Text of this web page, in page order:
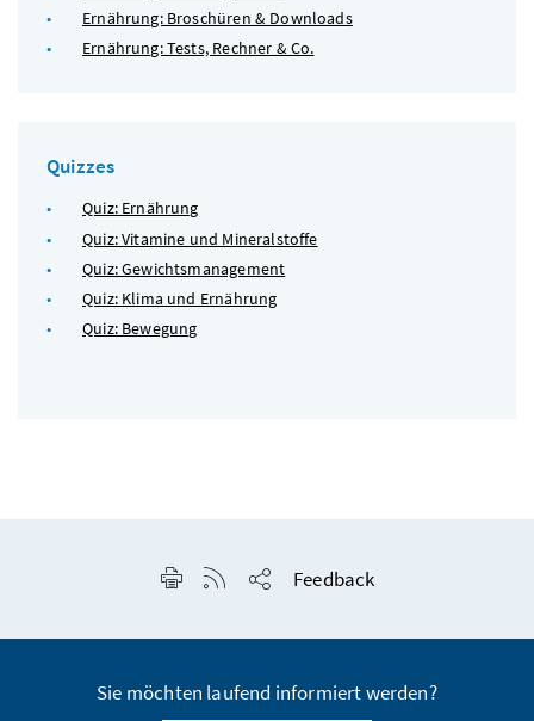
Ernährung: Broschüren & Downloads
Ernährung: Tests, Rechner & Co.
Quizzes
Quiz: Ernährung
Quiz: Vitamine und Mineralstoffe
Quiz: Gewichtsmanagement
Quiz: Klima und Ernährung
Quiz: Bewegung
Seite drucken
RSS-Feed anzeigen
Feedback
Sie möchten laufend informiert werden?